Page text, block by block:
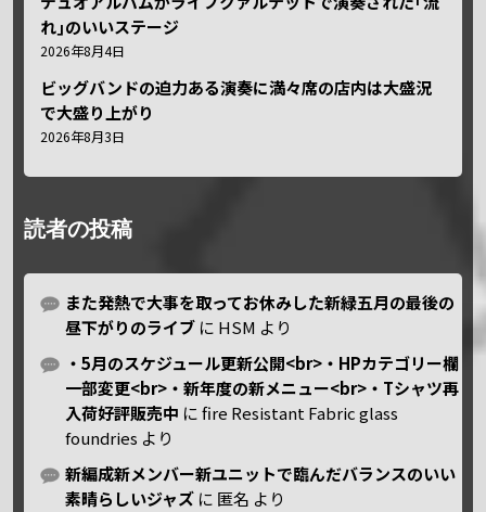
れ｣のいいステージ
2026年8月4日
ビッグバンドの迫力ある演奏に満々席の店内は大盛況
で大盛り上がり
2026年8月3日
読者の投稿
また発熱で大事を取ってお休みした新緑五月の最後の
昼下がりのライブ に HSM より
・5月のスケジュール更新公開<br>・HPカテゴリー欄
一部変更<br>・新年度の新メニュー<br>・Tシャツ再
入荷好評販売中 にfire Resistant Fabric glass
foundries より
新編成新メンバー新ユニットで臨んだバランスのいい
素晴らしいジャズ に 匿名 より